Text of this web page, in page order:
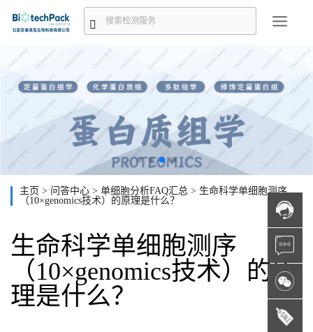
主页 > 问答中心 > 单细胞分析FAQ汇总 > 生命科学单细胞测序
（10×genomics技术）的原理是什么？
生命科学单细胞测序
（10×genomics技术）的原
理是什么？